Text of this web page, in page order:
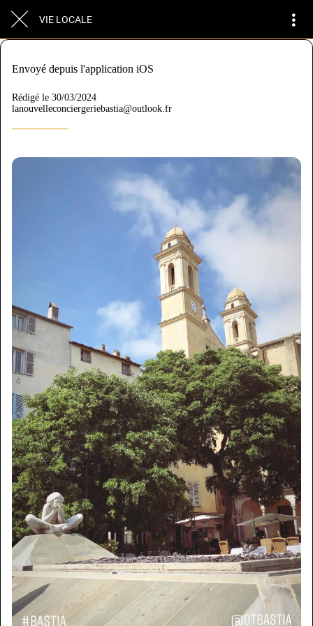
VIE LOCALE
Envoyé depuis l'application iOS
Rédigé le 30/03/2024
lanouvelleconciergeriebastia@outlook.fr